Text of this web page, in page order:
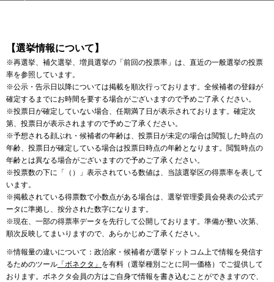
【選挙情報について】
※再選挙、補欠選挙、増員選挙の「前回の投票率」は、直近の一般選挙の投票
率を参照しています。
※公示・告示日以降については掲載を順次行っております。全候補者の登録が
確定するまでにお時間を要する場合がございますので予めご了承ください。
※投票日が確定していない場合、任期満了日が表示されております。確定次
第、投票日が表示されますので予めご了承ください。
※予想される顔ぶれ・候補者の年齢は、投票日が未定の場合は閲覧した時点の
年齢、投票日が確定している場合は投票日時点の年齢となります。閲覧時点の
年齢とは異なる場合がございますので予めご了承ください。
※投票数の下に「（）」表示されている数値は、当該選挙区の得票率を表して
います。
※掲載されている得票数で小数点がある場合は、選挙管理委員会発表の公式デ
ータに準拠し、按分された数字になります。
※現在、一部の得票率データを先行して公開しております。準備が整い次第、
順次反映してまいりますので、あらかじめご了承ください。
※情報量の違いについて：政治家・候補者が選挙ドットコム上で情報を発信す
るためのツール 「ボネクタ」 を有料（選挙種別ごとに同一価格）でご提供して
おります。ボネクタ会員の方はご自身で情報を書き込むことができますので、